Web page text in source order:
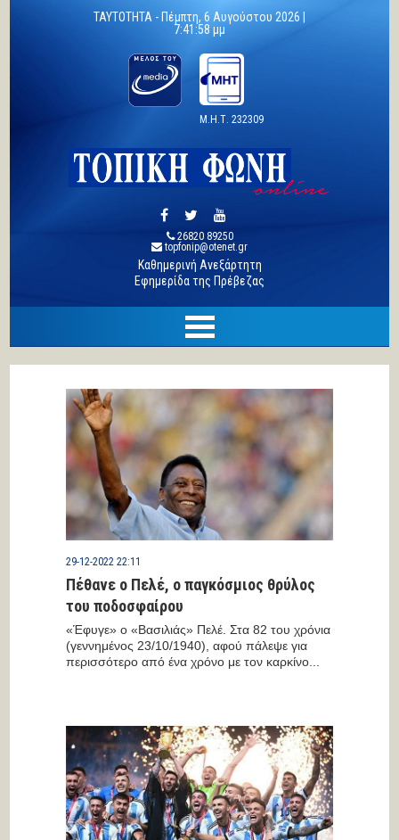
TAYTOTHTA - Πέμπτη, 6 Αυγούστου 2026 |
7:41:59 μμ
Μ.Η.Τ. 232309
26820 89250
topfonip@otenet.gr
Καθημερινή Ανεξάρτητη
Εφημερίδα της Πρέβεζας
29-12-2022 22:11
Πέθανε o Πελέ, o παγκόσμιος θρύλος
του ποδοσφαίρου
«Έφυγε» ο «Βασιλιάς» Πελέ. Στα 82 του χρόνια
(γεννημένος 23/10/1940), αφού πάλεψε για
περισσότερο από ένα χρόνο με τον καρκίνο...